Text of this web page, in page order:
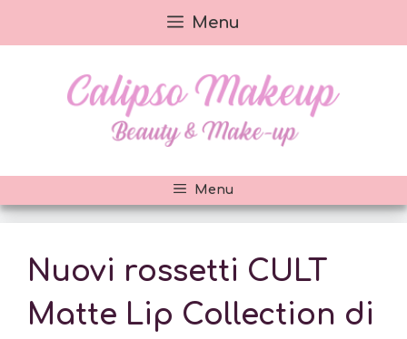
al
Menu
Menu
Nuovi rossetti CULT
Matte Lip Collection di